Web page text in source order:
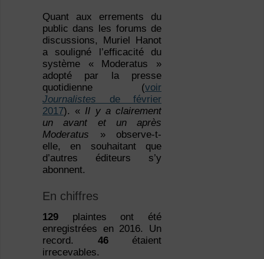
Quant aux errements du
public dans les forums de
discussions, Muriel Hanot
a souligné l’efficacité du
système « Moderatus »
adopté par la presse
quotidienne (voir
Journalistes de février
2017). « Il y a clairement
un avant et un après
Moderatus » observe-t-
elle, en souhaitant que
d’autres éditeurs s’y
abonnent.
En chiffres
129plaintes ont été
enregistrées en 2016. Un
record. 46étaient
irrecevables.